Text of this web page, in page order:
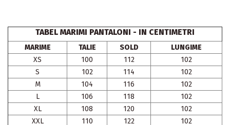
TABEL MARIMI PANTALONI - IN CENTIMETRI
MARIME TALIE SOLD
LUNGIME
XS
100 112
102
S
102 114
102
M
104 116
102
L
106 118
102
XL
108 120
102
XXL
110 122
102